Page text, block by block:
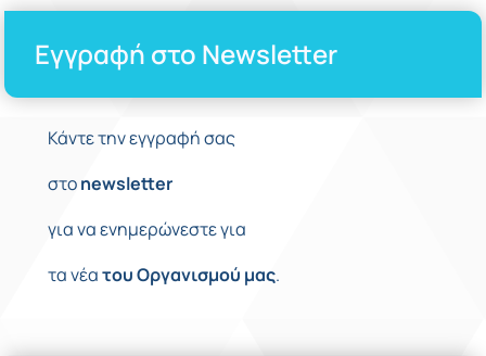
Εγγραφή στο Newsletter
Κάντε την εγγραφή σας
στοnewsletter
για να ενημερώνεστε για
τα νέατουΟργανισμού μας.